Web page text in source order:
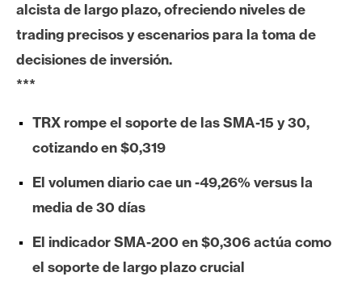
E
e
e
u
m
I
A
alcista de largo plazo, ofreciendo niveles de
trading precisos y escenarios para la toma de
decisiones de inversión.
***
TRX rompe el soporte de las SMA-15 y 30,
cotizando en $0,319
El volumen diario cae un -49,26% versus la
media de 30 días
El indicador SMA-200 en $0,306 actúa como
el soporte de largo plazo crucial